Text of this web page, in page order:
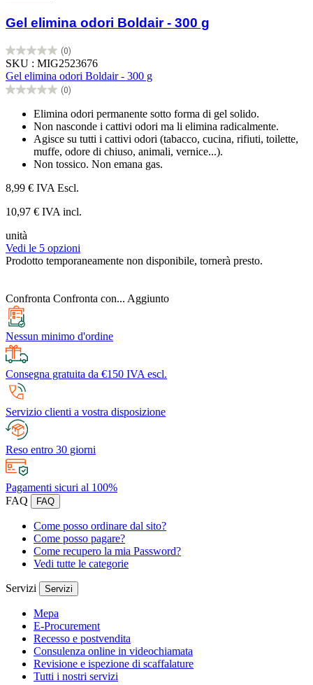
Gel elimina odori Boldair - 300 g
(0)
0.0
su
5
stelle.
SKU : MIG2523676
Gel elimina odori Boldair - 300 g
(0)
0.0
Elimina odori permanente sotto forma di gel solido.
Non nasconde i cattivi odori ma li elimina radicalmente.
Agisce su tutti i cattivi odori (tabacco, cucina, rifiuti, toilette,
muffe, odore di chiuso, animali, vernice...).
Non tossico. Non emana gas.
8,99 € IVA Escl.
10,97 € IVA incl.
unità
Vedi le 5 opzioni
Prodotto temporaneamente non disponibile, tornerà presto.
Confronta Confronta con... Aggiunto
Nessun minimo d'ordine
Consegna gratuita da €150 IVA escl.
Servizio clienti a vostra disposizione
Reso entro 30 giorni
Pagamenti sicuri al 100%
FAQ
FAQ
Come posso ordinare dal sito?
Come posso pagare?
Come recupero la mia Password?
Vedi tutte le categorie
Servizi Servizi
Mepa
E-Procurement
Recesso e postvendita
Consulenza online in videochiamata
Revisione e ispezione di scaffalature
Tutti i nostri servizi